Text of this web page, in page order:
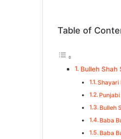
Table of
Bulleh Shah
Shayari
Bulleh
Baba
Baba